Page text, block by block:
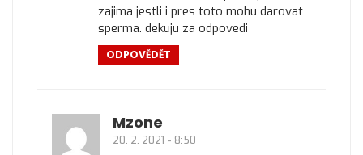
zajima jestli i pres toto mohu darovat
sperma. dekuju za odpovedi
ODPOVĚDĚT
Mzone
20. 2. 2021 - 8:50